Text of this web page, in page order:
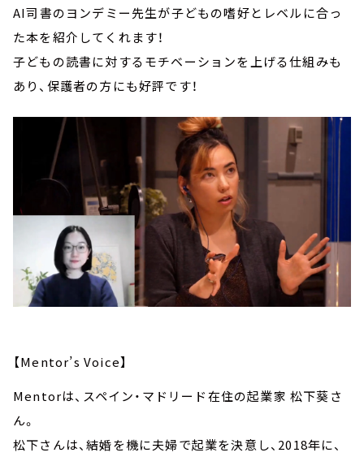
AI司書のヨンデミー先生が子どもの嗜好とレベルに合っ
た本を紹介してくれます！
子どもの読書に対するモチベーションを上げる仕組みも
あり、保護者の方にも好評です！
【Mentor’s Voice】
Mentorは、スペイン・マドリード在住の起業家 松下葵さ
ん。
松下さんは、結婚を機に夫婦で起業を決意し、2018年に、